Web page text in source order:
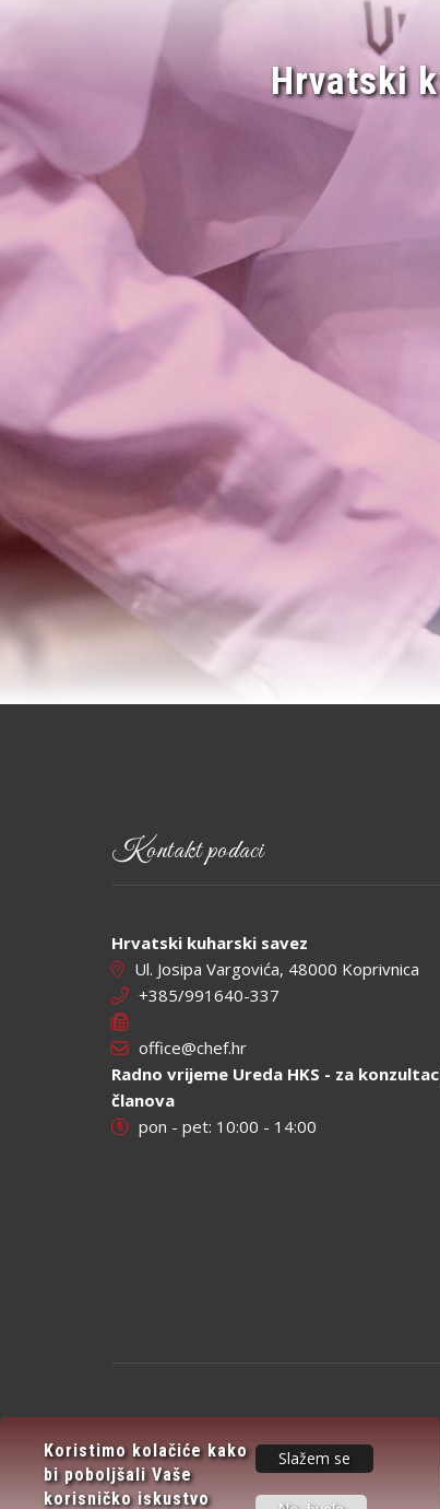
Hrvatski
Kontakt podaci
Hrvatski kuharski savez
Ul. Josipa Vargovića, 48000 Koprivnica
+385/991640-337
office@chef.hr
Radno vrijeme Ureda HKS - za
članova
pon - pet: 10:00 - 14:00
Koristimo kolačiće kako
bi poboljšali Vaše
korisničko iskustvo
Slažem se